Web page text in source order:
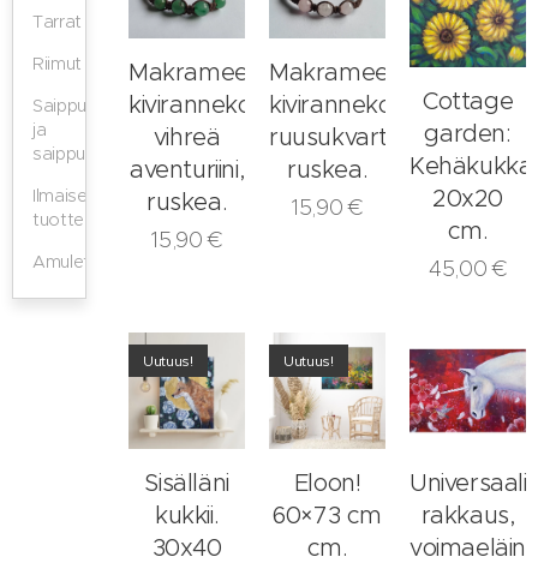
Tarrat
Riimut
Saippuat
ja
saippuapussit
Ilmaiset
tuotteet
Amuletit
Makramee-
kivirannekoru,
vihreä
aventuriini,
ruskea.
15,90€
Makramee-
kivirannekoru,
ruusukvartsi,
ruskea.
15,90€
Cottage
garden:
Kehäkukka.
20x20
cm.
45,00€
Sisälläni
kukkii.
30x40
Uutuus!
Eloon!
60×73 cm
cm.
Uutuus!
Universaali
rakkaus,